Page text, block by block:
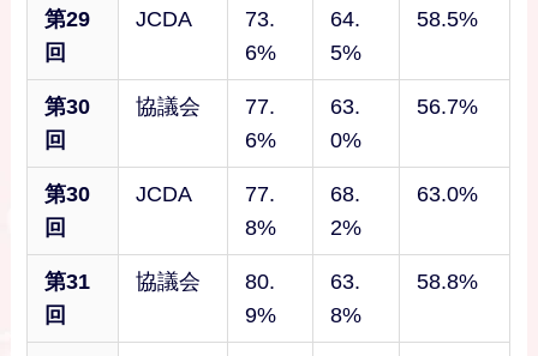
第29
回
JCDA
73.
6%
64.
5%
58.5%
第30
回
協議会
77.
6%
63.
0%
56.7%
第30
回
JCDA
77.
8%
68.
2%
63.0%
第31
回
協議会
80.
9%
63.
8%
58.8%